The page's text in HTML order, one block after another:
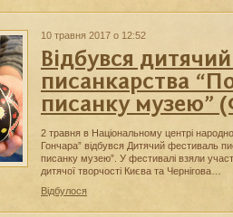
10 травня 2017 о 12:52
Відбувся
писанкарства
писанку музею”
2 травня в Національному центрі
Гончара” відбувся Дитячий фестиваль
писанку музею”. У фестивалі взяли
дитячої творчості Києва та Чернігова…
Відбулося